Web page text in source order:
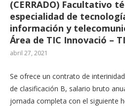
(CERRADO) Facultativo
especialidad de
información y
Área de TIC Innovació –
abril 27, 2021
Se ofrece un contrato de
de clasificación B, salario bruto
jornada completa con el siguiente